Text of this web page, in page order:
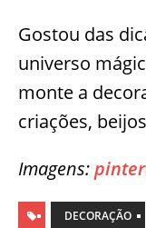
Gostou das
universo
monte a
criações,
Imagens:
DECORAÇÃO